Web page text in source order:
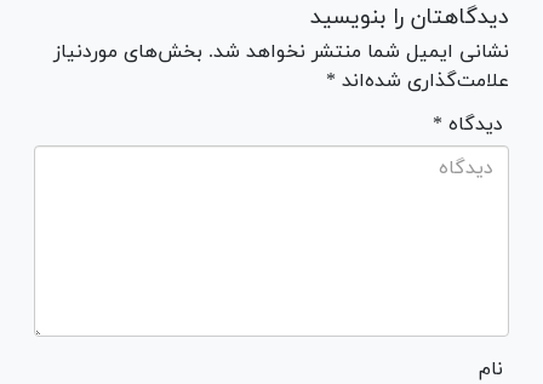
دیدگاهتان را بنویسید
نشانی ایمیل شما منتشر نخواهد شد. بخش‌های موردنیاز
علامت‌گذاری شده‌اند *
* دیدگاه
نام